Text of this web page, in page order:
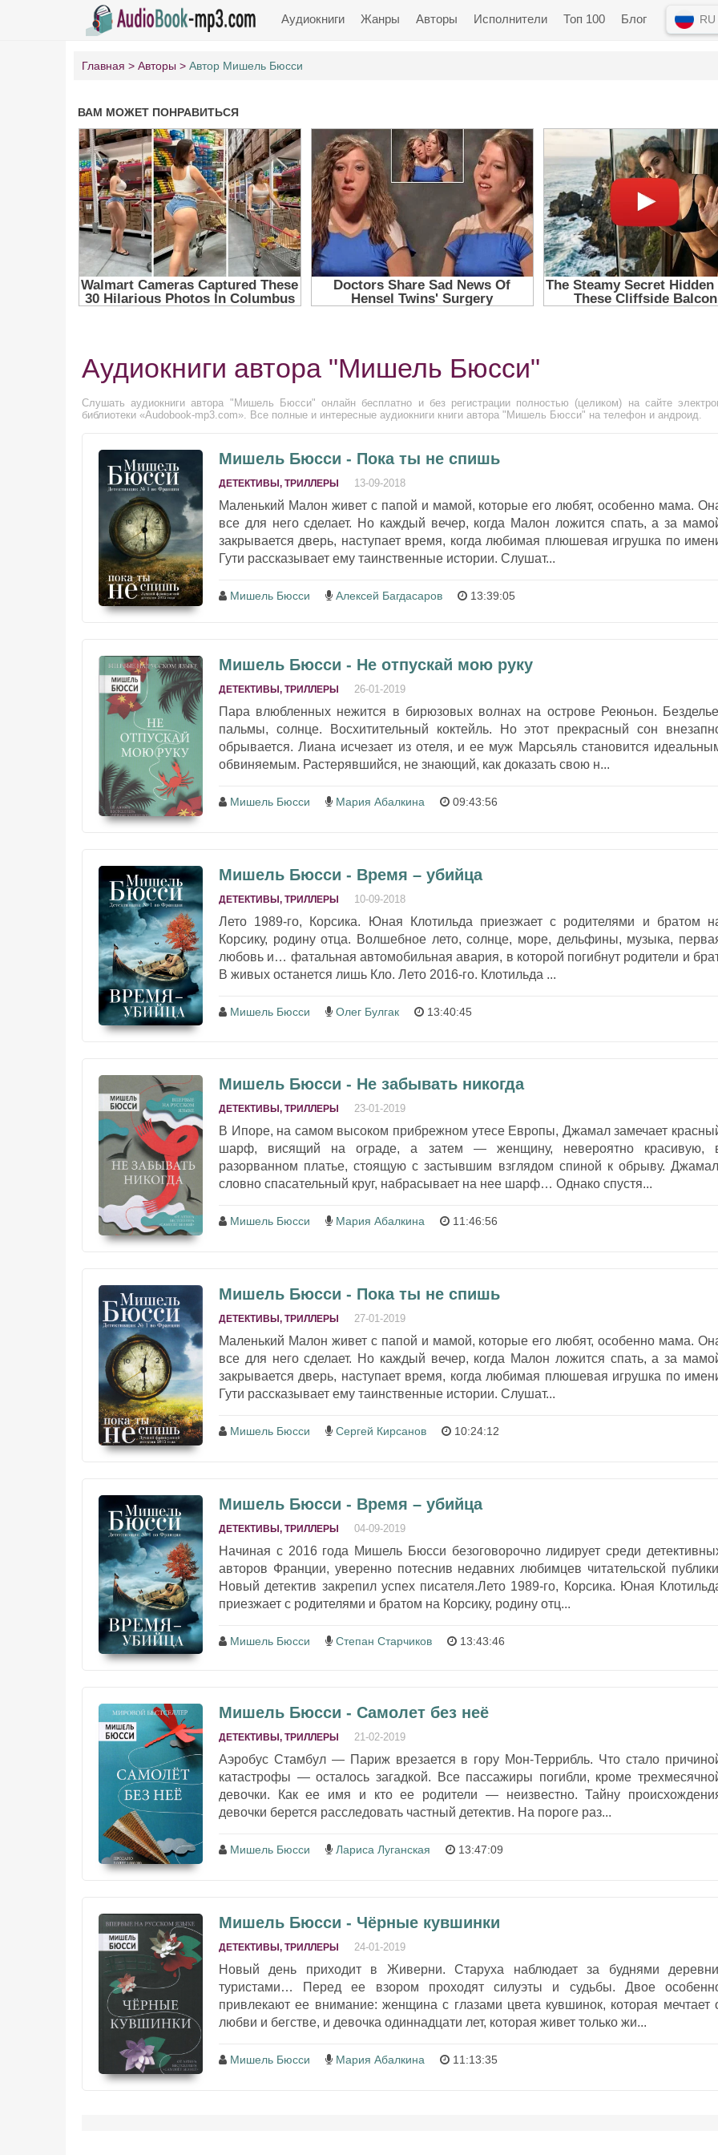
Аудиокниги Жанры Авторы Исполнители Топ 100 Блог RU
Главная Авторы Автор Мишель Бюсси
Аудиокниги автора "Мишель Бюсси"
Слушать аудиокниги автора "Мишель Бюсси" онлайн бесплатно и без регистрации полностью (целиком) на сайте
библиотеки «Audobook-mp3.com». Все полные и интересные аудиокниги книги автора "Мишель Бюсси" на телефон и андроид.
Мишель Бюсси - Пока ты не спишь
ДЕТЕКТИВЫ, ТРИЛЛЕРЫ 13-09-2018
Маленький Малон живет с папой и мамой, которые его любят, особенно мама.
все для него сделает. Но каждый вечер, когда Малон ложится спать, а за
закрывается дверь, наступает время, когда любимая плюшевая игрушка по
Гути рассказывает ему таинственные истории. Слушат...
Мишель Бюсси Алексей Багдасаров 13:39:05
Мишель Бюсси - Не отпускай мою руку
ДЕТЕКТИВЫ, ТРИЛЛЕРЫ 26-01-2019
Пара влюбленных нежится в бирюзовых волнах на острове Реюньон.
пальмы, солнце. Восхитительный коктейль. Но этот прекрасный сон
обрывается. Лиана исчезает из отеля, и ее муж Марсьяль становится
обвиняемым. Растерявшийся, не знающий, как доказать свою н...
Мишель Бюсси Мария Абалкина 09:43:56
Мишель Бюсси - Время – убийца
ДЕТЕКТИВЫ, ТРИЛЛЕРЫ 10-09-2018
Лето 1989-го, Корсика. Юная Клотильда приезжает с родителями и братом
Корсику, родину отца. Волшебное лето, солнце, море, дельфины, музыка,
любовь и… фатальная автомобильная авария, в которой погибнут родители и
В живых останется лишь Кло. Лето 2016-го. Клотильда ...
Мишель Бюсси Олег Булгак 13:40:45
Мишель Бюсси - Не забывать никогда
ДЕТЕКТИВЫ, ТРИЛЛЕРЫ 23-01-2019
В Ипоре, на самом высоком прибрежном утесе Европы, Джамал замечает
шарф, висящий на ограде, а затем — женщину, невероятно красивую,
разорванном платье, стоящую с застывшим взглядом спиной к обрыву.
словно спасательный круг, набрасывает на нее шарф… Однако спустя...
Мишель Бюсси Мария Абалкина 11:46:56
Мишель Бюсси - Пока ты не спишь
ДЕТЕКТИВЫ, ТРИЛЛЕРЫ 27-01-2019
Маленький Малон живет с папой и мамой, которые его любят, особенно мама.
все для него сделает. Но каждый вечер, когда Малон ложится спать, а за
закрывается дверь, наступает время, когда любимая плюшевая игрушка по
Гути рассказывает ему таинственные истории. Слушат...
Мишель Бюсси Сергей Кирсанов 10:24:12
Мишель Бюсси - Время – убийца
ДЕТЕКТИВЫ, ТРИЛЛЕРЫ 04-09-2019
Начиная с 2016 года Мишель Бюсси безоговорочно лидирует среди
авторов Франции, уверенно потеснив недавних любимцев читательской
Новый детектив закрепил успех писателя.Лето 1989-го, Корсика. Юная
приезжает с родителями и братом на Корсику, родину отц...
Мишель Бюсси Степан Старчиков 13:43:46
Мишель Бюсси - Самолет без неё
ДЕТЕКТИВЫ, ТРИЛЛЕРЫ 21-02-2019
Аэробус Стамбул — Париж врезается в гору Мон-Террибль. Что стало
катастрофы — осталось загадкой. Все пассажиры погибли, кроме
девочки. Как ее имя и кто ее родители — неизвестно. Тайну
девочки берется расследовать частный детектив. На пороге раз...
Мишель Бюсси Лариса Луганская 13:47:09
Мишель Бюсси - Чёрные кувшинки
ДЕТЕКТИВЫ, ТРИЛЛЕРЫ 24-01-2019
Новый день приходит в Живерни. Старуха наблюдает за буднями
туристами… Перед ее взором проходят силуэты и судьбы. Двое
привлекают ее внимание: женщина с глазами цвета кувшинок, которая мечтает
любви и бегстве, и девочка одиннадцати лет, которая живет только жи...
Мишель Бюсси Мария Абалкина 11:13:35